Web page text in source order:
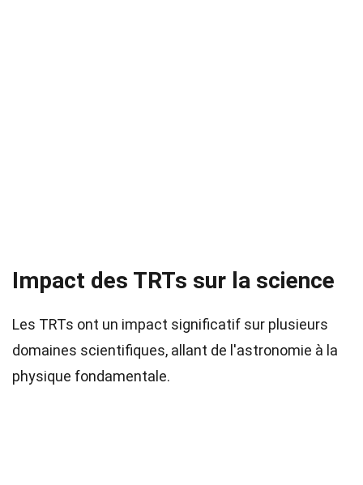
Impact des TRTs sur la science
Les TRTs ont un impact significatif sur plusieurs
domaines scientifiques, allant de l'astronomie à la
physique fondamentale.